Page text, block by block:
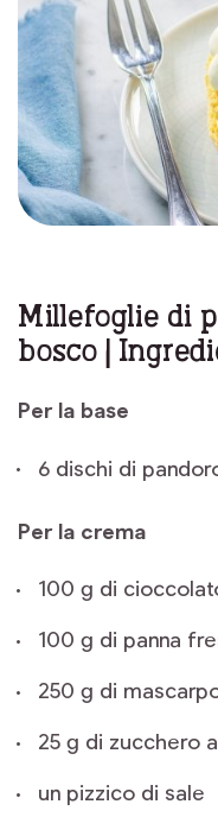
Millefoglie di
bosco |
Per la base
6 dischi di
Per la crema
100 g di
100 g di panna
250 g di
25 g di zucchero
un pizzico di sale